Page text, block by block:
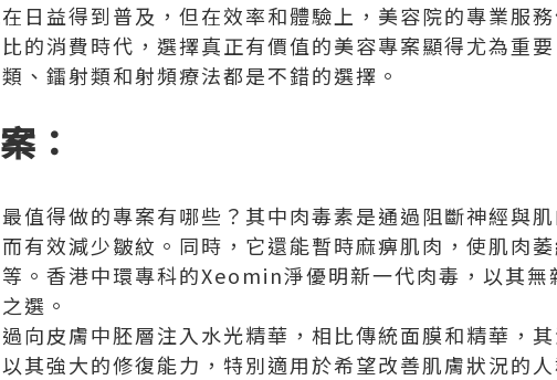
日益得到普及，但在效率和體驗上，美容院的專業服
的消費時代，選擇真正有價值的美容專案顯得尤為重
、鐳射類和射頻療法都是不錯的選擇。
：
得做的專案有哪些？其中肉毒素是通過阻斷神經與肌
有效減少皺紋。同時，它還能暫時麻痹肌肉，使肌肉
。香港中環專科的Xeomin淨優明新一代肉毒，以其無
選。
皮膚中胚層注入水光精華，相比傳統面膜和精華，其
其強大的修復能力，特別適用於希望改善肌膚狀況的人